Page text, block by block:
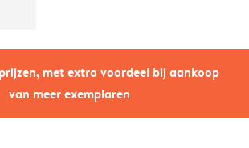
met extra voordeel bij aankoop
van meer exemplaren